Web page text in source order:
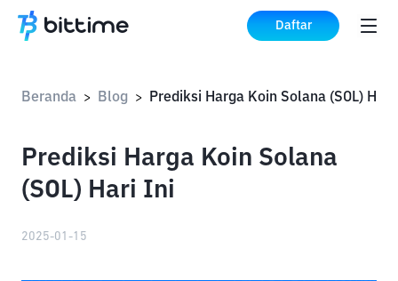
Daftar
Beranda > Blog > Prediksi Harga Koin Solana (SOL)
Prediksi Harga Koin Solana
(SOL) Hari Ini
2025-01-15